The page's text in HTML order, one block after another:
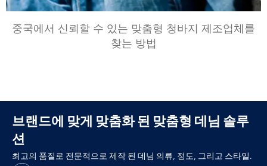
중국에서 신뢰할 수 있는 맞춤형 청바지 제조업체를
찾는 방법
브랜드에 맞게 맞춤화 된 맞춤형 데님 솔루
션
최고의 품질로 전문적으로 제작 된 데님 의류, 정도, 그리고 스타일.